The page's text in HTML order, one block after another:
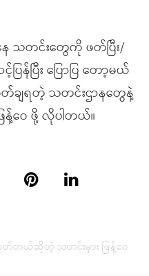
သတင်းတွေကို ဖတ်ပြီး/
ြန်ပြီး ပြောပြ တော့မယ်
ျရတဲ့ သတင်းဌာနတွေနဲ့
န့်ဝေ ဖို့ လိုပါတယ်။
တ်တယ်ဆိုတဲ့ သတင်းမှား ဖြန့်ဝေ